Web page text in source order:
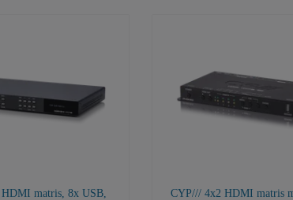
matris, 8x USB,
CYP/// 4x2 HDMI matris